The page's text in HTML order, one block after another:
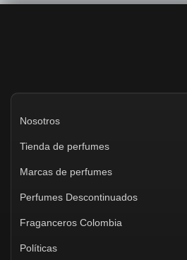
Nosotros
Tienda de perfumes
Marcas de perfumes
Perfumes Descontinuados
Fraganceros Colombia
Políticas